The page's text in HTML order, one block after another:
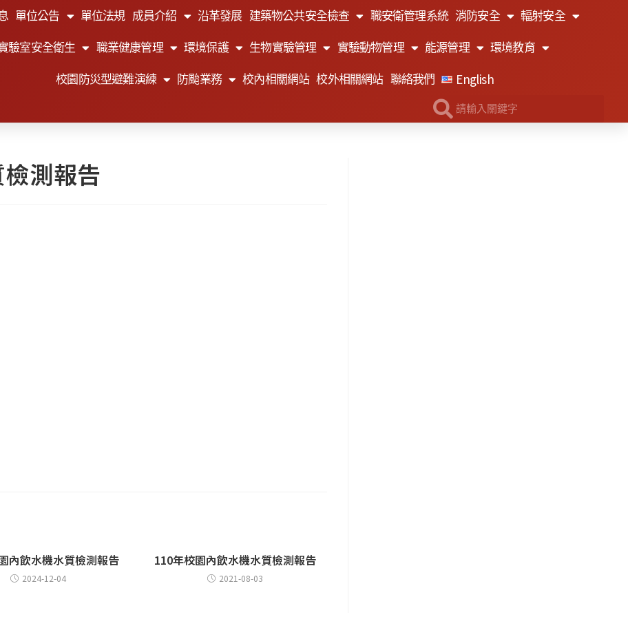
單位公告 單位法規 成員介紹 沿革發展 建築物公共安全檢查 職安衛管理系統 消防安全 輻射安全
驗室安全衛生 職業健康管理 環境保護 生物實驗管理 實驗動物管理 能源管理 環境教育
校園防災型避難演練 防颱業務 校內相關網站 校外相關網站 聯絡我們 English
測報告
內飲水機水質檢測報告
2024-12-04
110年校園內飲水機水質檢測報告
2021-08-03